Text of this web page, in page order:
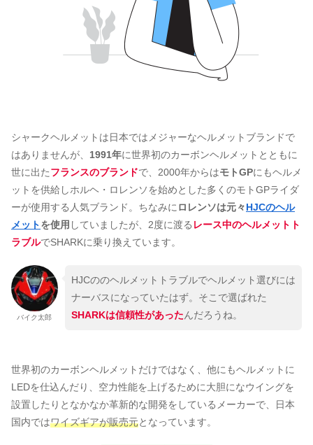
シャークヘルメットは日本ではメジャーなヘルメットブランドで
はありませんが、 1991年に世界初のカーボンヘルメットとともに
世に出たフランスのブランドで、2000年からはモトGPにもヘルメ
ットを供給しホルヘ・ロレンソを始めとした多くのモトGPライダ
ーが使用する人気ブランド。ちなみにロレンソは元々HJCのヘル
メットを使用 していましたが、2度に渡る レース中のヘルメットト
ラブルでSHARKに乗り換えています。
バイク太郎
HJCののヘルメットトラブルでヘルメット選びには
ナーバスになっていたはず。そこで選ばれた
SHARKは信頼性があったんだろうね。
世界初のカーボンヘルメットだけではなく、他にもヘルメットに
LEDを仕込んだり、空力性能を上げるために大胆になウイングを
設置したりとなかなか革新的な開発をしているメーカーで、日本
国内ではワイズギアが販売元となっています。